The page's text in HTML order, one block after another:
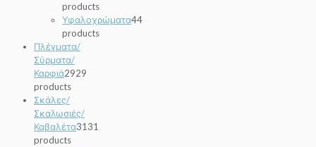
products
Υφαλοχρώματα44
products
Πλέγματα/
Σύρματα/
Καρφιά2929
products
Σκάλες/
Σκαλωσιές/
Καβαλέτα31 31
products